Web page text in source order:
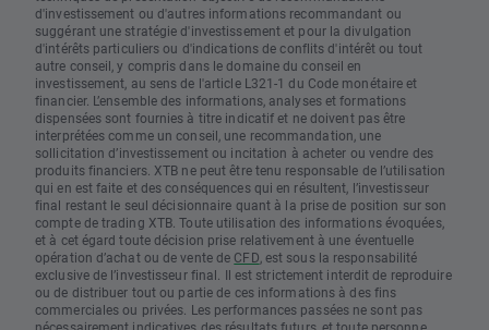
d'investissement ou d'autres informations recommandant ou
suggérant une stratégie d'investissement et pour la divulgation
d'intérêts particuliers ou d'indications de conflits d'intérêt ou tout
autre conseil, y compris dans le domaine du conseil en
investissement, au sens de l'article L321-1 du Code monétaire et
financier. L’ensemble des informations, analyses et formations
dispensées sont fournies à titre indicatif et ne doivent pas être
interprétées comme un conseil, une recommandation, une
sollicitation d’investissement ou incitation à acheter ou vendre des
produits financiers. XTB ne peut être tenu responsable de l’utilisation
qui en est faite et des conséquences qui en résultent, l’investisseur
final restant le seul décisionnaire quant à la prise de position sur son
compte de trading XTB. Toute utilisation des informations évoquées,
et à cet égard toute décision prise relativement à une éventuelle
opération d’achat ou de vente de CFD, est sous la responsabilité
exclusive de l’investisseur final. Il est strictement interdit de reproduire
ou de distribuer tout ou partie de ces informations à des fins
commerciales ou privées. Les performances passées ne sont pas